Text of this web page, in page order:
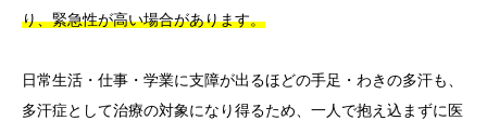
り、緊急性が高い場合があります。
日常生活・仕事・学業に支障が出るほどの手足・わきの多汗も、
多汗症として治療の対象になり得るため、一人で抱え込まずに医